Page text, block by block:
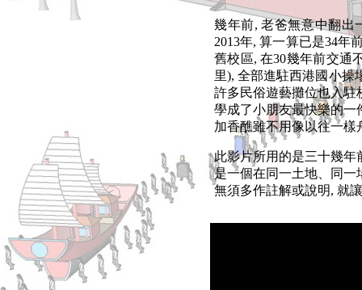
幾年前, 老爸無意中翻出
2013年, 算一算已是34年
舊校區, 在30幾年前交通
里), 全部進駐西港國小操
許多民俗遊藝攤位也入駐
學成了小朋友最快樂的一
加香醮雖不用像以往一樣
此影片所用的是三十幾年
是一個在同一土地、同一
無須多作註解或說明, 就